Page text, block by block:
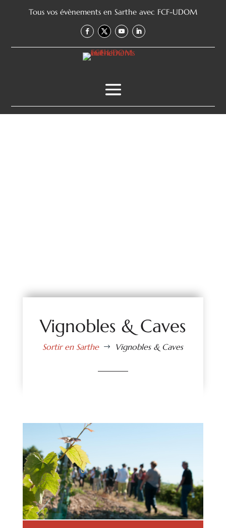
Tous vos évènements en Sarthe avec FCF-UDOM
Vignobles & Caves
Sortir en Sarthe $ Vignobles & Caves